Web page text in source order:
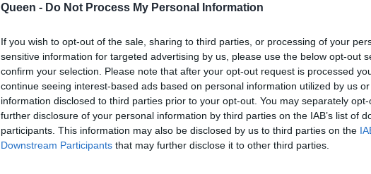
Queen - Do Not Process My Personal Information
If you wish to opt-out of the sale, sharing to third parties, or processing of your
sensitive information for targeted advertising by us, please use the below opt-out
confirm your selection. Please note that after your opt-out request is processed
continue seeing interest-based ads based on personal information utilized by us
information disclosed to third parties prior to your opt-out. You may separately
further disclosure of your personal information by third parties on the IAB’s list of
participants. This information may also be disclosed by us to third parties on the
Downstream Participants that may further disclose it to other third parties.